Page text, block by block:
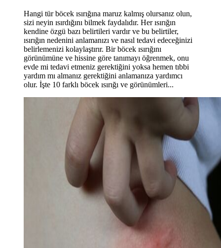
Hangi tür böcek ısırığına maruz kalmış olursanız olun,
sizi neyin ısırdığını bilmek faydalıdır. Her ısırığın
kendine özgü bazı belirtileri vardır ve bu belirtiler,
ısırığın nedenini anlamanızı ve nasıl tedavi edeceğinizi
belirlemenizi kolaylaştırır. Bir böcek ısırığını
görünümüne ve hissine göre tanımayı öğrenmek, onu
evde mi tedavi etmeniz gerektiğini yoksa hemen tıbbi
yardım mı almanız gerektiğini anlamanıza yardımcı
olur. İşte 10 farklı böcek ısırığı ve görünümleri...